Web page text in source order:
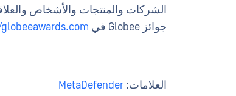
الشركات والمنتجات والأشخاص
جوائز Globee في
العلامات: MetaDefender